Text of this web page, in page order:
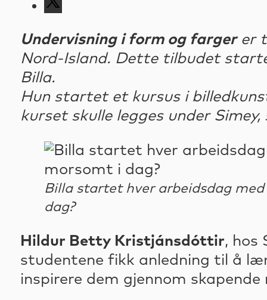
Undervisning i form og fargerer
Nord-Island. Dette tilbudet
Billa.
Hun startet et kursus i
kurset skulle legges under
Billa startet hver arbeidsdag
dag?
Hildur Betty Kristjánsdóttir, hos
studentene fikk anledning til å
inspirere dem gjennom